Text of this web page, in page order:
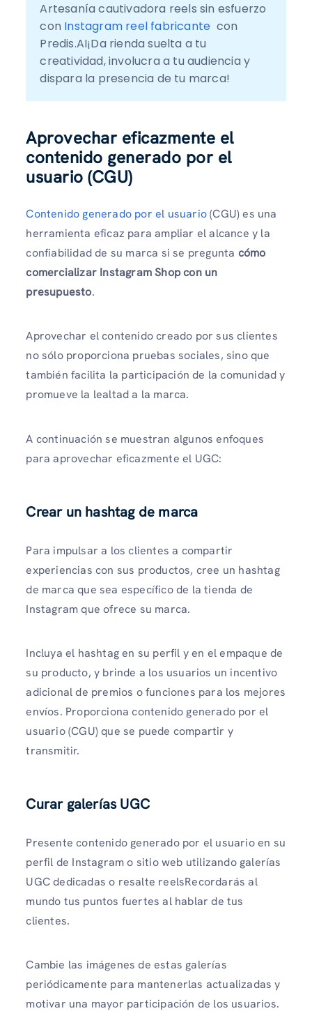
Artesanía cautivadora reels sin esfuerzo
con Instagram reel fabricante con
Predis.AI¡Da rienda suelta a tu
creatividad, involucra a tu audiencia y
dispara la presencia de tu marca!
Aprovechar eficazmente el
contenido generado por el
usuario (CGU)
Contenido generado por el usuario(CGU) es una
herramienta eficaz para ampliar el alcance y la
confiabilidad de su marca si se pregunta cómo
comercializar Instagram Shop con un
presupuesto.
Aprovechar el contenido creado por sus clientes
no sólo proporciona pruebas sociales, sino que
también facilita la participación de la comunidad y
promueve la lealtad a la marca.
A continuación se muestran algunos enfoques
para aprovechar eficazmente el UGC:
Crear un hashtag de marca
Para impulsar a los clientes a compartir
experiencias con sus productos, cree un hashtag
de marca que sea específico de la tienda de
Instagram que ofrece su marca.
Incluya el hashtag en su perfil y en el empaque de
su producto, y brinde a los usuarios un incentivo
adicional de premios o funciones para los mejores
envíos. Proporciona contenido generado por el
usuario (CGU) que se puede compartir y
transmitir.
Curar galerías UGC
Presente contenido generado por el usuario en su
perfil de Instagram o sitio web utilizando galerías
UGC dedicadas o resalte reelsRecordarás al
mundo tus puntos fuertes al hablar de tus
clientes.
Cambie las imágenes de estas galerías
periódicamente para mantenerlas actualizadas y
motivar una mayor participación de los usuarios.